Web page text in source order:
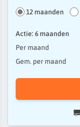
12 maanden
Actie: 6 maanden
Per maand
Gem. per maand